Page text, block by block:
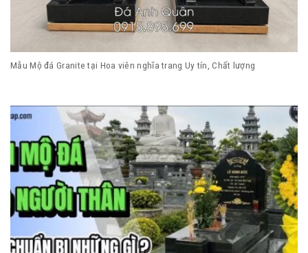
Mẫu Mộ đá Granite tại Hoa viên nghĩa trang Uy tín, Chất lượng